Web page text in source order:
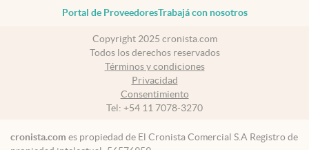
Portal de ProveedoresTrabajá con nosotros
Copyright 2025 cronista.com
Todos los derechos reservados
Términos y condiciones
Privacidad
Consentimiento
Tel: +54 11 7078-3270
cronista.com es propiedad de El Cronista Comercial S.A Registro de